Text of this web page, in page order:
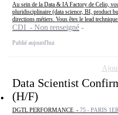
Au sein de la Data & IA Factory de Celio,
pluridisciplinaire (data science, BI, product
directions métiers. Vous êtes le lead
CDI - Non renseigné
Publié aujourd'hui
Data Scientist
(H/F)
DGTL PERFORMANCE - 75 - PARIS